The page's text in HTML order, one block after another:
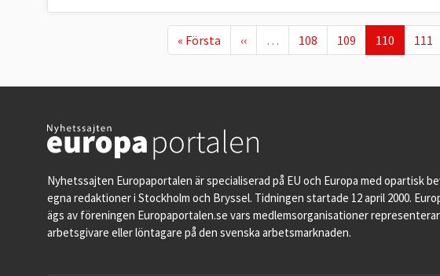
First page
« Första Föregående sida
‹‹ … Page
108 Page
109 Nuvarande
110 Page
111
Nyhetssajten Europaportalen är specialiserad på EU och Europa med opartisk
egna redaktioner i Stockholm och Bryssel. Tidningen startade 12 april 2000.
ägs av föreningen Europaportalen.se vars medlemsorganisationer representerar
arbetsgivare eller löntagare på den svenska arbetsmarknaden.